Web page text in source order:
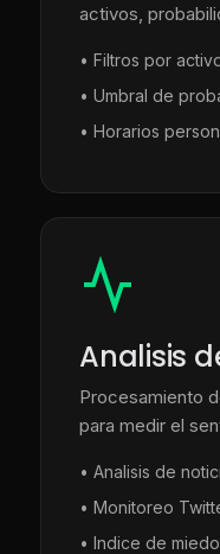
activos,
• Filtros por
• Umbral de
• Horarios
Analisis
Procesamiento
para medir el
• Analisis de
• Monitoreo
• Indice de